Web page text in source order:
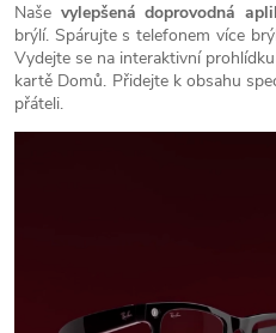
Naše vylepšená doprovodná
brýlí. Spárujte s telefonem více
Vydejte se na interaktivní
kartě Domů. Přidejte k obsahu
přáteli.